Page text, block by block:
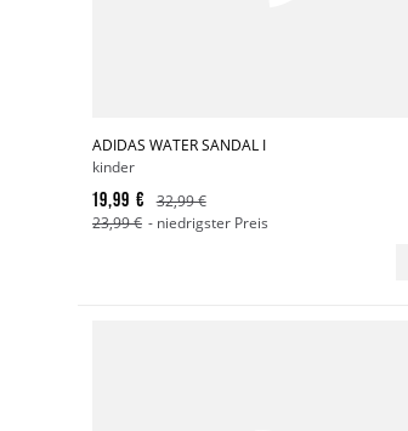
ADIDAS WATER SANDAL I
kinder
19,99 €
32,99 €
23,99 € - niedrigster Preis